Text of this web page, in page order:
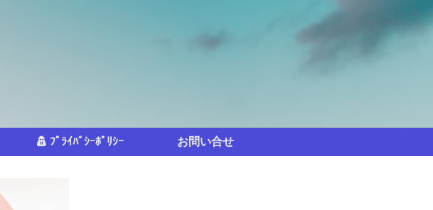
ﾌﾟﾗｲﾊﾞｼｰﾎﾟﾘｼｰ お問い合せ